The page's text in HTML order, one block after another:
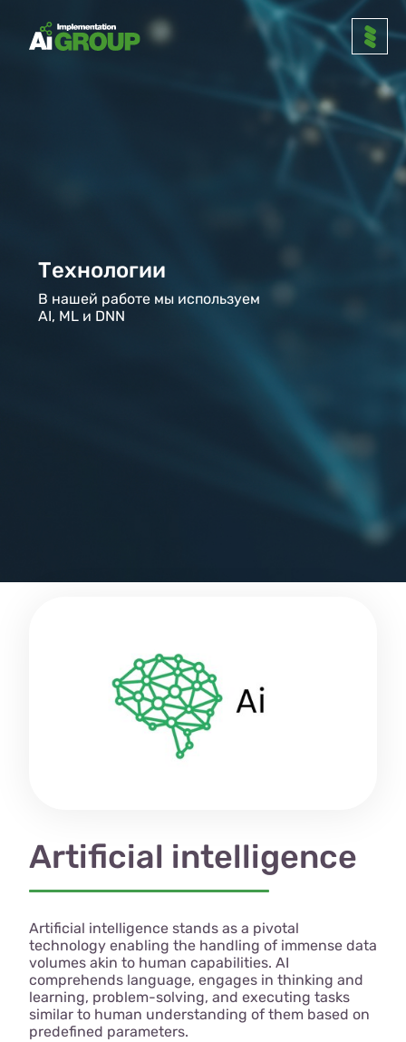
Технологии
В нашей работе мы используем
AI, ML и DNN
Artificial intelligence
Artificial intelligence stands as a pivotal
technology enabling the handling of immense data
volumes akin to human capabilities. AI
comprehends language, engages in thinking and
learning, problem-solving, and executing tasks
similar to human understanding of them based on
predefined parameters.